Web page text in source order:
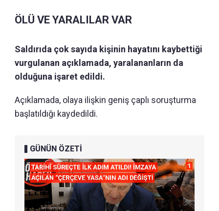
ÖLÜ VE YARALILAR VAR
Saldırıda çok sayıda kişinin hayatını kaybettiği
vurgulanan açıklamada, yaralananların da
olduğuna işaret edildi.
Açıklamada, olaya ilişkin geniş çaplı soruşturma
başlatıldığı kaydedildi.
GÜNÜN ÖZETİ